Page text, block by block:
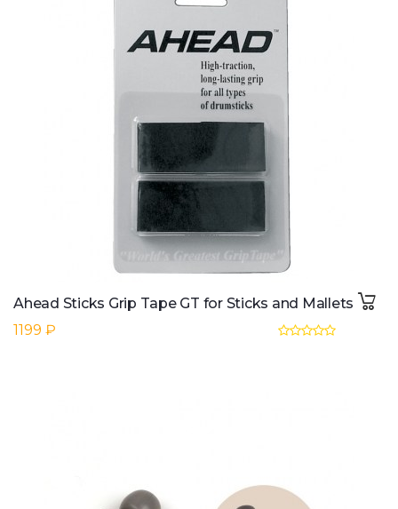
Ahead Sticks Grip Tape GT for Sticks and Mallets
1199 ₽